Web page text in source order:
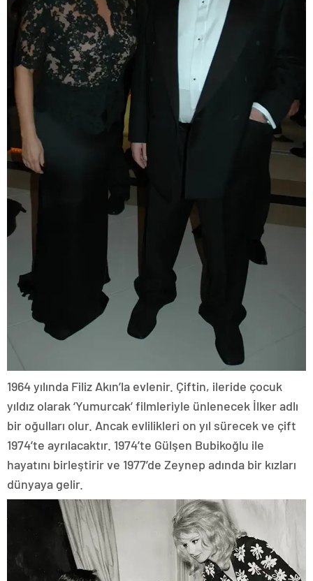
1964 yılında Filiz Akın’la evlenir. Çiftin, ileride çocuk
yıldız olarak ‘Yumurcak’ filmleriyle ünlenecek İlker adlı
bir oğulları olur. Ancak evlilikleri on yıl sürecek ve çift
1974’te ayrılacaktır. 1974’te Gülşen Bubikoğlu ile
hayatını birleştirir ve 1977’de Zeynep adında bir kızları
dünyaya gelir.